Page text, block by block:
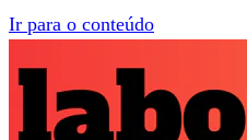
Ir para o conteúdo